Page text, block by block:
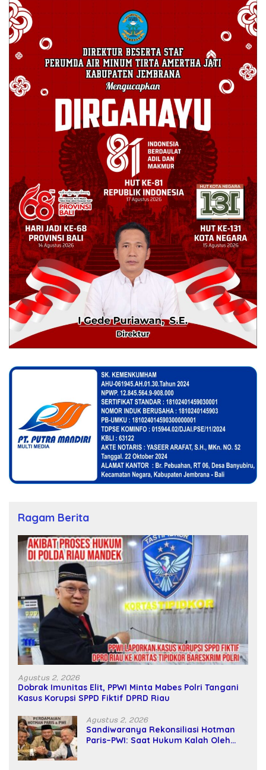
Ragam Berita
Agustus 2, 2026
Dobrak Imunitas Elit, PPWI Minta Mabes Polri Tangani
Kasus Korupsi SPPD Fiktif DPRD Riau
Agustus 2, 2026
Sandiwaranya Rekonsiliasi Hotman
Paris–PWI: Saat Hukum Kalah Oleh